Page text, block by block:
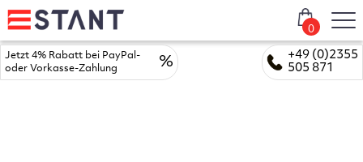
+49 (0)2355
505 871
Jetzt 4% Rabatt bei PayPal-
oder Vorkasse-Zahlung
%
0